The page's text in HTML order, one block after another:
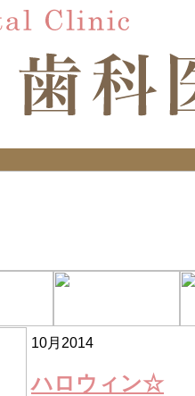
10月2014
ハロウィン☆